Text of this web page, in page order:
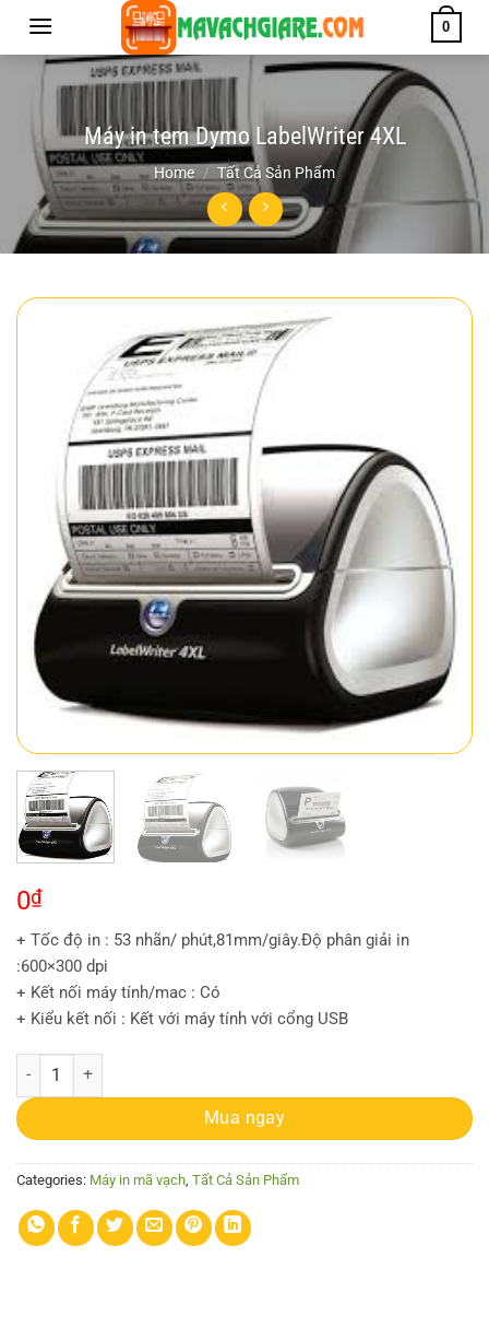
0
Máy in tem Dymo LabelWriter 4XL
Home / Tất Cả Sản Phẩm
0₫
+ Tốc độ in : 53 nhãn/ phút,81mm/giây.Độ phân giải in
:600×300 dpi
+ Kết nối máy tính/mac : Có
+ Kiểu kết nối : Kết với máy tính với cổng USB
Máy in tem Dymo LabelWriter 4XL quantity
Mua ngay
Categories: Máy in mã vạch Tất Cả Sản Phẩm